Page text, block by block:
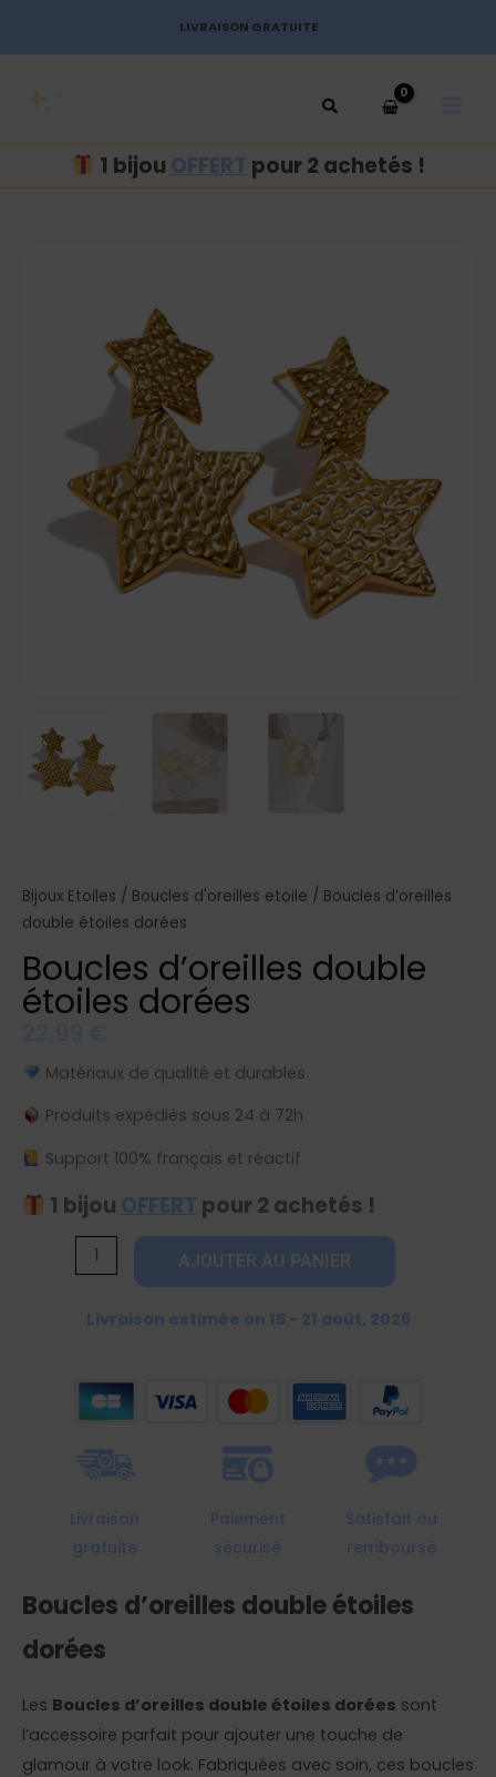
LIVRAISON GRATUITE
1 bijou OFFERT pour 2 achetés !
Bijoux Etoiles / Boucles d'oreilles etoile / Boucles d’oreilles
double étoiles dorées
Boucles d’oreilles double
étoiles dorées
Matériaux de qualité et durables
Produits expédiés sous 24 à 72h
Support 100% français et réactif
1 bijou OFFERT pour 2 achetés !
quantité
Boucles
AJOUTER AU PANIER
Livraison estimée on 15 - 21 août, 2026
Livraison
gratuite
Paiement
sécurisé
Satisfait ou
remboursé
Boucles d’oreilles double étoiles
dorées
Les Boucles d’oreilles double étoiles dorées sont
l’accessoire parfait pour ajouter une touche de
glamour à votre look. Fabriquées avec soin, ces boucles